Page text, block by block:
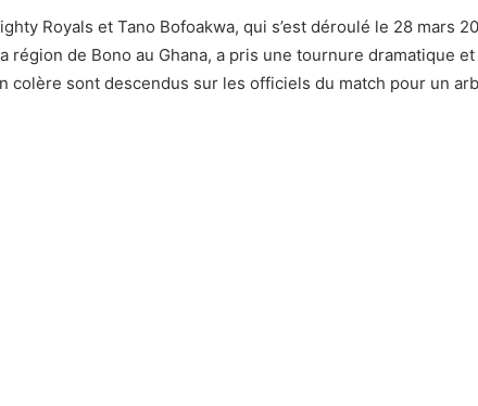
Royals et Tano Bofoakwa, qui s’est déroulé le 28 mars
région de Bono au Ghana, a pris une tournure dramatique
colère sont descendus sur les officiels du match pour un